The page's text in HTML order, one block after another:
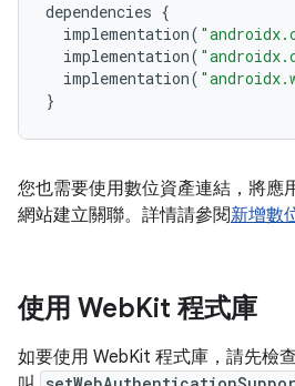
dependencies {
implementation(
implementation(
implementation(
}
您也需要使用數位資產連結，將應
網站建立關聯。詳情請參閱新增數
使用 WebKit 程式庫
如要使用 WebKit 程式庫，請先檢